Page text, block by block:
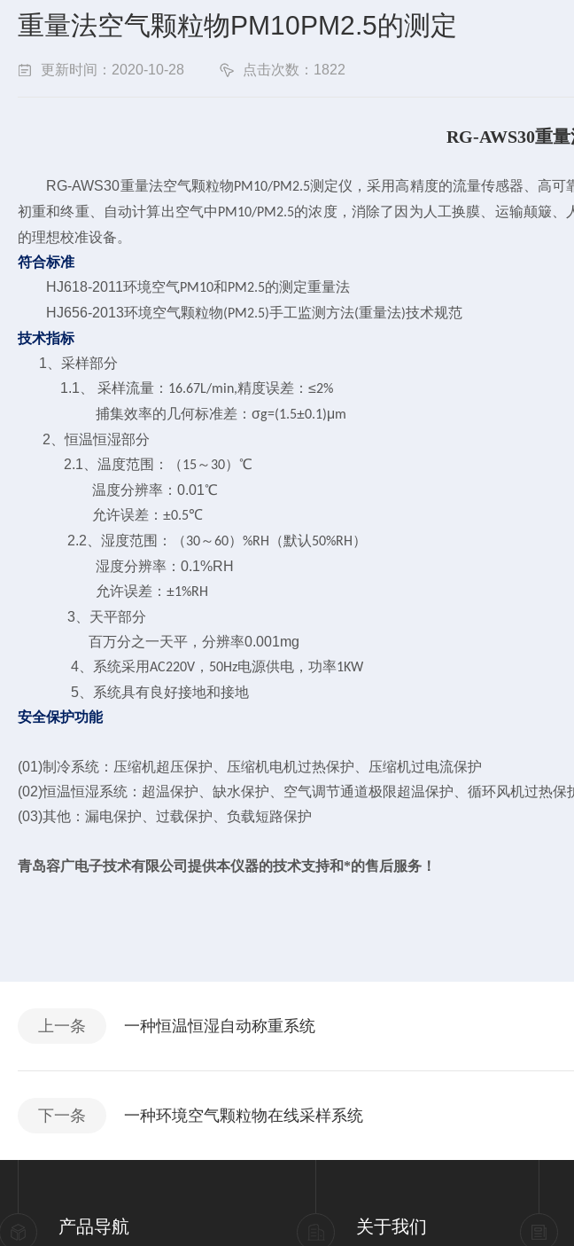
重量法空气颗粒物PM10PM2.5的测定
更新时间：2020-10-28 点击次数：1822
RG-AWS30重
RG-AWS30重量法空气颗粒物PM10/PM2.5测定仪，采用高精度的流量传感器、高
初重和终重、自动计算出空气中 PM10/PM2.5的浓度，消除了因为人工换膜、运输颠簸
的理想校准设备。
符合标准
HJ618-2011环境空气PM10和PM2.5的测定重量法
HJ656-2013环境空气颗粒物(PM2.5)手工监测方法(重量法)技术规范
技术指标
1、采样部分
1.1、 采样流量： 16.67L/min,精度误差：≤2%
捕集效率的几何标准差：σg=(1.5±0.1)μm
2、恒温恒湿部分
2.1、温度范围：（15 ～ 30）℃
温度分辨率：0.01℃
允许误差：±0.5℃
2.2、湿度范围：（30～60） %RH （默认 50%RH ）
湿度分辨率：0.1%RH
允许误差：±1%RH
3、天平部分
百万分之一天平，分辨率0.001mg
4、系统采用AC220V ， 50Hz电源供电，功率1KW
5、系统具有良好接地和接地
安全保护功能
(01)制冷系统：压缩机超压保护、压缩机电机过热保护、压缩机过电流保护
(02)恒温恒湿系统：超温保护、缺水保护、空气调节通道极限超温保护、循环风机过热保
(03)其他：漏电保护、过载保护、负载短路保护
青岛容广电子技术有限公司提供本仪器的技术支持和*的售后服务！
上一条 一种恒温恒湿自动称重系统
下一条 一种环境空气颗粒物在线采样系统
产品导航 关于我们